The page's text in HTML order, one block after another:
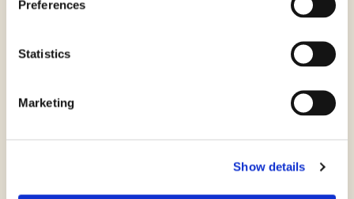
Preferences
Statistics
Marketing
Show details